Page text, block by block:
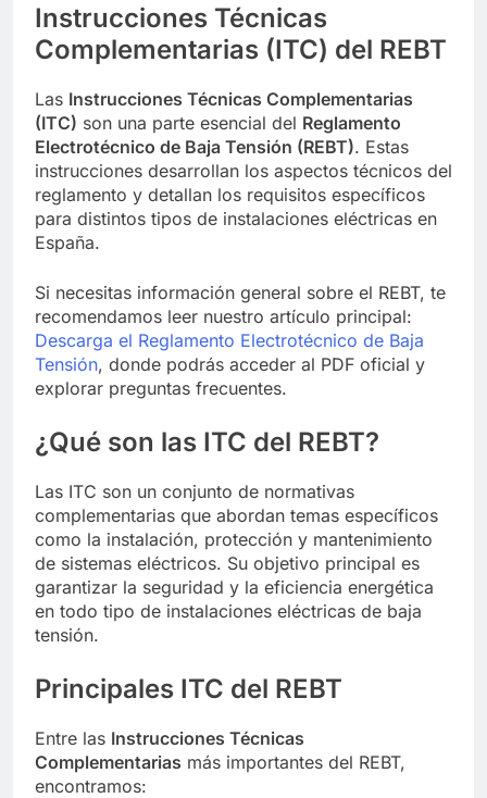
Instrucciones Técnicas
Complementarias (ITC) del REBT
Las Instrucciones Técnicas Complementarias
(ITC) son una parte esencial del Reglamento
Electrotécnico de Baja Tensión (REBT). Estas
instrucciones desarrollan los aspectos técnicos del
reglamento y detallan los requisitos específicos
para distintos tipos de instalaciones eléctricas en
España.
Si necesitas información general sobre el REBT, te
recomendamos leer nuestro artículo principal:
Descarga el Reglamento Electrotécnico de Baja
Tensión, donde podrás acceder al PDF oficial y
explorar preguntas frecuentes.
¿Qué son las ITC del REBT?
Las ITC son un conjunto de normativas
complementarias que abordan temas específicos
como la instalación, protección y mantenimiento
de sistemas eléctricos. Su objetivo principal es
garantizar la seguridad y la eficiencia energética
en todo tipo de instalaciones eléctricas de baja
tensión.
Principales ITC del REBT
Entre las Instrucciones Técnicas
Complementarias más importantes del REBT,
encontramos: